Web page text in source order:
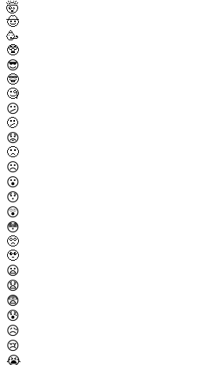
🤯
🤠
🥳
🥸
😎
🤓
🧐
😕
🫤
😟
🙁
☹️
😮
😯
😲
😳
🥺
🥹
😦
😧
😨
😰
😥
😢
😭